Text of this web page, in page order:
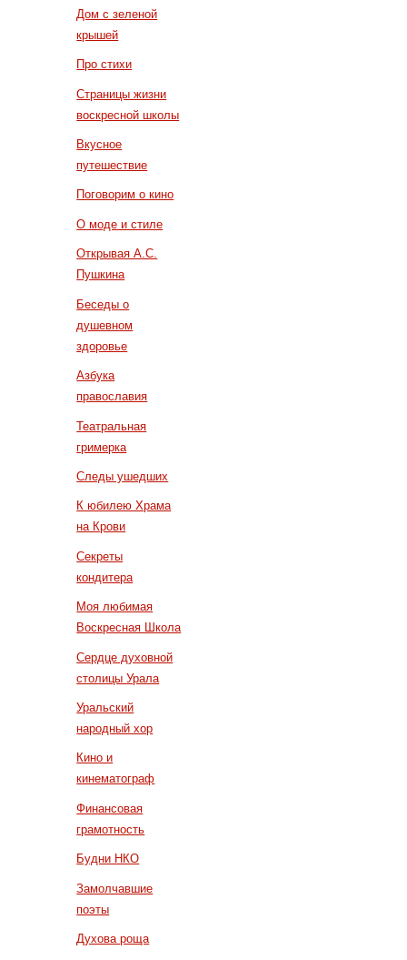
Дом с зеленой
крышей
Про стихи
Страницы жизни
воскресной школы
Вкусное
путешествие
Поговорим о кино
О моде и стиле
Открывая А.С.
Пушкина
Беседы о
душевном
здоровье
Азбука
православия
Театральная
гримерка
Следы ушедших
К юбилею Храма
на Крови
Секреты
кондитера
Моя любимая
Воскресная Школа
Сердце духовной
столицы Урала
Уральский
народный хор
Кино и
кинематограф
Финансовая
грамотность
Будни НКО
Замолчавшие
поэты
Духова роща